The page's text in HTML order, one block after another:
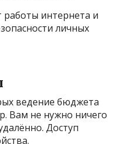
работы интернета и
личных
ведение бюджета
Вам не нужно ничего
Доступ